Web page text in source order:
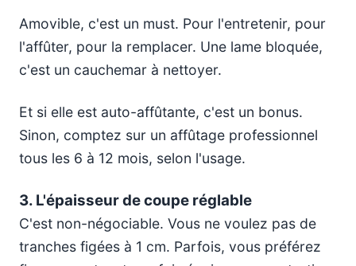
Amovible, c'est un must. Pour l'entretenir, pour
l'affûter, pour la remplacer. Une lame bloquée,
c'est un cauchemar à nettoyer.
Et si elle est auto-affûtante, c'est un bonus.
Sinon, comptez sur un affûtage professionnel
tous les 6 à 12 mois, selon l'usage.
3. L'épaisseur de coupe réglable
C'est non-négociable. Vous ne voulez pas de
tranches figées à 1 cm. Parfois, vous préférez